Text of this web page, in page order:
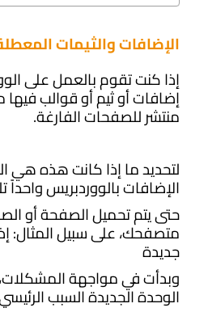
الإضافات والثيمات
إذا كنت تقوم بالعمل على
إضافات أو ثيم أو قوالب
منتشر للصفحات الفارغة.
لتحديد ما إذا كانت هذه هي
الإضافات بالووردبريس واحداً
حتى يتم تحميل الصفحة أو
متصفحك، على سبيل المثال:
جديدة
وبدأت في مواجهة
الوحدة الجديدة السبب